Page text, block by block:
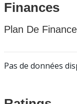
Finances
Plan De
Pas de données